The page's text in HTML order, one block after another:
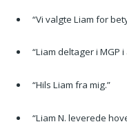
“Vi valgte Liam for
“Liam deltager i MGP i
“Hils Liam fra mig.”
“Liam N. leverede